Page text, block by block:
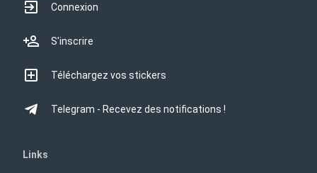
Connexion
S'inscrire
Téléchargez vos stickers
Telegram - Recevez des notifications !
Links